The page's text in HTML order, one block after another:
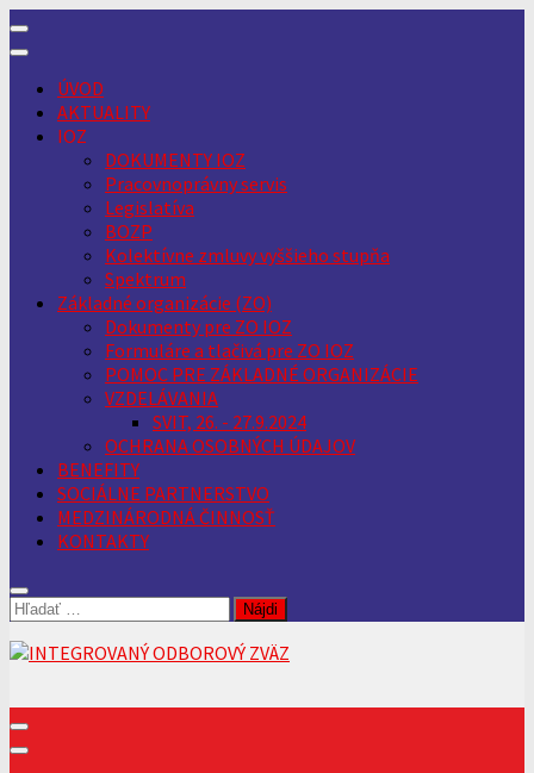
Skip
to
ÚVOD
AKTUALITY
IOZ
DOKUMENTY IOZ
Pracovnoprávny servis
Legislatíva
BOZP
Kolektívne zmluvy vyššieho stupňa
Spektrum
Základné organizácie (ZO)
Dokumenty pre ZO IOZ
Formuláre a tlačivá pre ZO IOZ
POMOC PRE ZÁKLADNÉ ORGANIZÁCIE
VZDELÁVANIA
SVIT, 26. - 27.9.2024
OCHRANA OSOBNÝCH ÚDAJOV
BENEFITY
SOCIÁLNE PARTNERSTVO
MEDZINÁRODNÁ ČINNOSŤ
KONTAKTY
Hľadať: